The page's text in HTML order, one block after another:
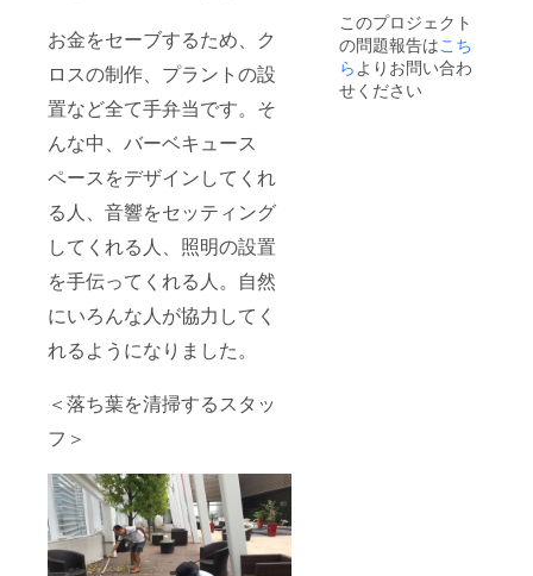
お金をセーブするため、ク
ロスの制作、プラントの設
置など全て手弁当です。そ
んな中、バーベキュース
ペースをデザインしてくれ
る人、音響をセッティング
してくれる人、照明の設置
を手伝ってくれる人。自然
にいろんな人が協力してく
れるようになりました。
＜落ち葉を清掃するスタッ
フ＞
このプロジェクト
の問題報告はこち
らよりお問い合わ
せください